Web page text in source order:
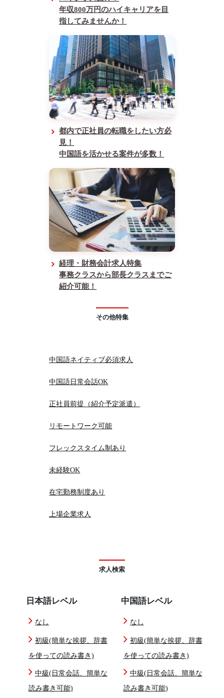
年収800万円のハイキャリアを目
指してみませんか！
都内で正社員の転職をしたい方必
見！
中国語を活かせる案件が多数！
経理・財務会計求人特集
事務クラスから部長クラスまでご
紹介可能！
その他特集
中国語ネイティブ必須求人
中国語日常会話OK
正社員前提（紹介予定派遣）
リモートワーク可能
フレックスタイム制あり
未経験OK
在宅勤務制度あり
上場企業求人
求人検索
日本語レベル
なし
初級(簡単な挨拶、辞書
を使っての読み書き)
中級(日常会話、簡単な
読み書き可能)
中国語レベル
なし
初級(簡単な挨拶、辞書
を使っての読み書き)
中級(日常会話、簡単な
読み書き可能)